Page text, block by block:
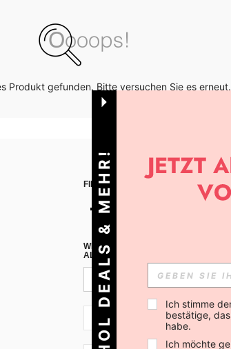
Produkt gefunden. Bitte versuchen Sie es erneut.
FINDEN SIE UNS AUF
WENN DU DICH FÜR UNSEREN
ALLEN ANDEREN ERFAHREN (DU
CH + 41
HOL DEALS & MEHR! Ich stimme
bestätige,
habe.
Ich möchte